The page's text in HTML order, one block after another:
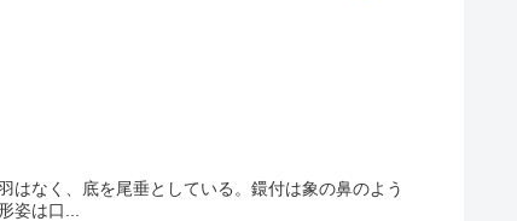
はなく、底を尾垂としている。鐶付は象の鼻のよう
姿は口...